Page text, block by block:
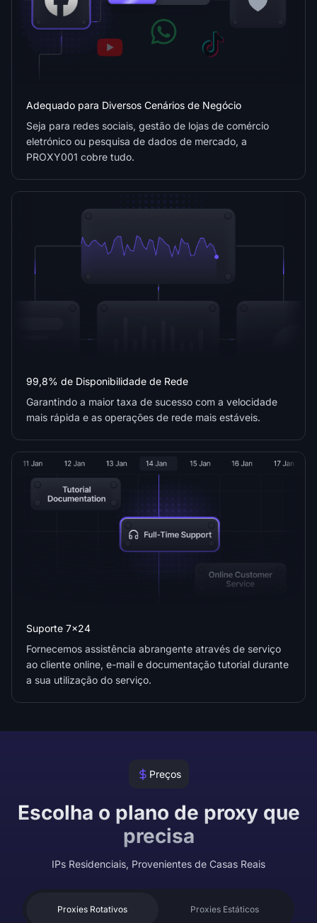
Adequado para Diversos Cenários de Negócio
Seja para redes sociais, gestão de lojas de comércio
eletrónico ou pesquisa de dados de mercado, a
PROXY001 cobre tudo.
99,8% de Disponibilidade de Rede
Garantindo a maior taxa de sucesso com a velocidade
mais rápida e as operações de rede mais estáveis.
Suporte 7x24
Fornecemos assistência abrangente através de serviço
ao cliente online, e-mail e documentação tutorial durante
a sua utilização do serviço.
Preços
Escolha o plano de proxy que
precisa
IPs Residenciais, Provenientes de Casas Reais
Proxies Rotativos Proxies Estáticos